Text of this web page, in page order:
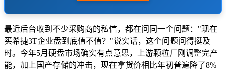
最近后台收到不少采购商的私信，都在问同一个问题："现在
买希捷3T企业盘到底值不值？"说实话，这个问题问得挺及
时。今年5月硬盘市场确实有点意思，上游颗粒厂刚调整完产
能，加上国产存储的冲击，现在拿货价相比年初普遍降了8%